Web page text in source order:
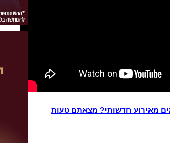
מאירוע חדשותי? מצאתם טעות